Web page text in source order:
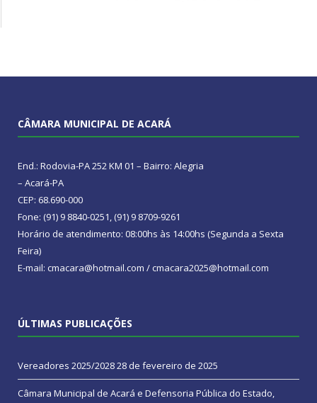
CÂMARA MUNICIPAL DE ACARÁ
End.: Rodovia-PA 252 KM 01 – Bairro: Alegria
– Acará-PA
CEP: 68.690-000
Fone: (91) 9 8840-0251, (91) 9 8709-9261
Horário de atendimento: 08:00hs às 14:00hs (Segunda a Sexta
Feira)
E-mail: cmacara@hotmail.com / cmacara2025@hotmail.com
ÚLTIMAS PUBLICAÇÕES
Vereadores 2025/202828 de fevereiro de 2025
Câmara Municipal de Acará e Defensoria Pública do Estado,